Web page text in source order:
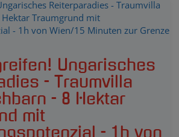
Ungarisches
- Traumvilla
- 8 Hektar
mit
- 1h von